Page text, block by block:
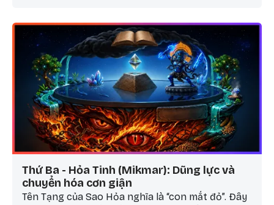
- viết cho những người trẻ đang chạy hết tốc lực
mà đôi khi quên mất vì sao mình chạy
Thứ Ba - Hỏa Tinh (Mikmar): Dũng lực và
chuyển hóa cơn giận
Tên Tạng của Sao Hỏa nghĩa là “con mắt đỏ”. Đây